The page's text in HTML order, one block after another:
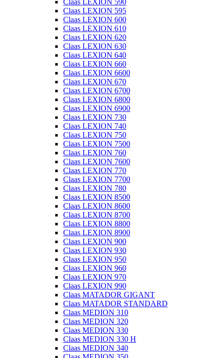
Claas LEXION 590
Claas LEXION 595
Claas LEXION 600
Claas LEXION 610
Claas LEXION 620
Claas LEXION 630
Claas LEXION 640
Claas LEXION 660
Claas LEXION 6600
Claas LEXION 670
Claas LEXION 6700
Claas LEXION 6800
Claas LEXION 6900
Claas LEXION 730
Claas LEXION 740
Claas LEXION 750
Claas LEXION 7500
Claas LEXION 760
Claas LEXION 7600
Claas LEXION 770
Claas LEXION 7700
Claas LEXION 780
Claas LEXION 8500
Claas LEXION 8600
Claas LEXION 8700
Claas LEXION 8800
Claas LEXION 8900
Claas LEXION 900
Claas LEXION 930
Claas LEXION 950
Claas LEXION 960
Claas LEXION 970
Claas LEXION 990
Claas MATADOR GIGANT
Claas MATADOR STANDARD
Claas MEDION 310
Claas MEDION 320
Claas MEDION 330
Claas MEDION 330 H
Claas MEDION 340